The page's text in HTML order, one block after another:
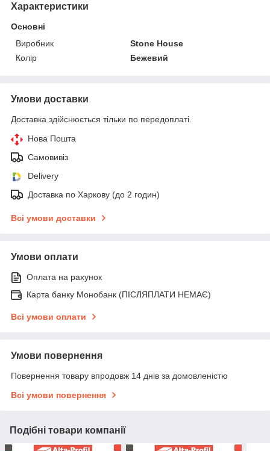
Характеристики
Основні
Виробник
Stone House
Колір
Бежевий
Умови доставки
Доставка здійснюється тільки по передоплаті.
Нова Пошта
Самовивіз
Delivery
Доставка по Харкову (до 2 годин)
Всі умови доставки
Умови оплати
Оплата на рахунок
Карта банку Монобанк (ПІСЛЯПЛАТИ НЕМАЄ)
Всі умови оплати
Умови повернення
Повернення товару впродовж 14 днів за домовленістю
Всі умови повернення
Подібні товари компанії